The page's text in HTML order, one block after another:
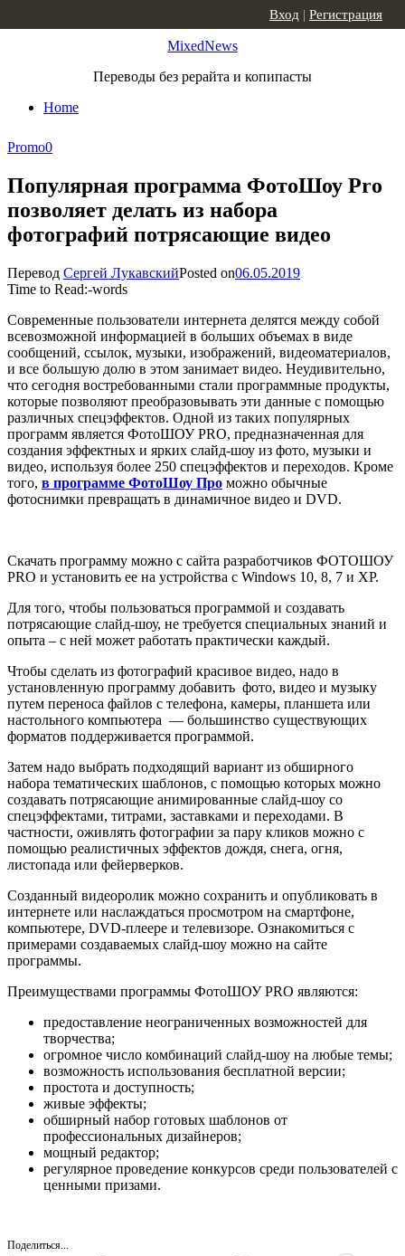
MixedNews
Переводы без рерайта и копипасты
Home
Вход | Регистрация
Promo0
Популярная программа ФотоШоу Pro
позволяет делать из набора
фотографий потрясающие видео
Перевод Сергей ЛукавскийPosted on06.05.2019
Time to Read:-words
Современные пользователи интернета делятся между собой
всевозможной информацией в больших объемах в виде
сообщений, ссылок, музыки, изображений, видеоматериалов,
и все большую долю в этом занимает видео. Неудивительно,
что сегодня востребованными стали программные продукты,
которые позволяют преобразовывать эти данные с помощью
различных спецэффектов. Одной из таких популярных
программ является ФотоШОУ PRO, предназначенная для
создания эффектных и ярких слайд-шоу из фото, музыки и
видео, используя более 250 спецэффектов и переходов. Кроме
того, в программе ФотоШоу Про можно обычные
фотоснимки превращать в динамичное видео и DVD.
Скачать программу можно с сайта разработчиков ФОТОШОУ
PRO и установить ее на устройства с Windows 10, 8, 7 и XP.
Для того, чтобы пользоваться программой и создавать
потрясающие слайд-шоу, не требуется специальных знаний и
опыта – с ней может работать практически каждый.
Чтобы сделать из фотографий красивое видео, надо в
установленную программу добавить фото, видео и музыку
путем переноса файлов с телефона, камеры, планшета или
настольного компьютера — большинство существующих
форматов поддерживается программой.
Затем надо выбрать подходящий вариант из обширного
набора тематических шаблонов, с помощью которых можно
создавать потрясающие анимированные слайд-шоу со
спецэффектами, титрами, заставками и переходами. В
частности, оживлять фотографии за пару кликов можно с
помощью реалистичных эффектов дождя, снега, огня,
листопада или фейерверков.
Созданный видеоролик можно сохранить и опубликовать в
интернете или наслаждаться просмотром на смартфоне,
компьютере, DVD-плеере и телевизоре. Ознакомиться с
примерами создаваемых слайд-шоу можно на сайте
программы.
Преимуществами программы ФотоШОУ PRO являются:
предоставление неограниченных возможностей для
творчества;
огромное число комбинаций слайд-шоу на любые темы;
возможность использования бесплатной версии;
простота и доступность;
живые эффекты;
обширный набор готовых шаблонов от
профессиональных дизайнеров;
мощный редактор;
регулярное проведение конкурсов среди пользователей с
ценными призами.
Поделиться...